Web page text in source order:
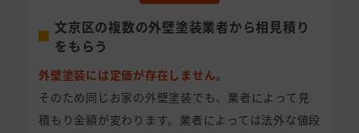
文京区の複数の外壁塗装業者から相見積り
をもらう
外壁塗装には定価が存在しません。
そのため同じお家の外壁塗装でも、業者によって見
積もり金額が変わります。業者によっては法外な値段